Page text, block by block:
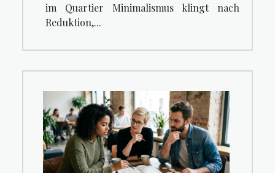
im Quartier Minimalismus klingt nach
Reduktion,...